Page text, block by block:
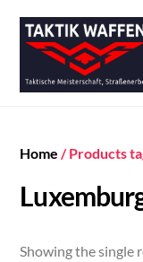
content
Home / Products
Showing the single